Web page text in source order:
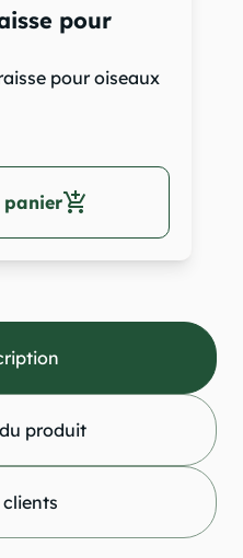
pour
pour oiseaux
panieradd_shopping_cart
produit
clients